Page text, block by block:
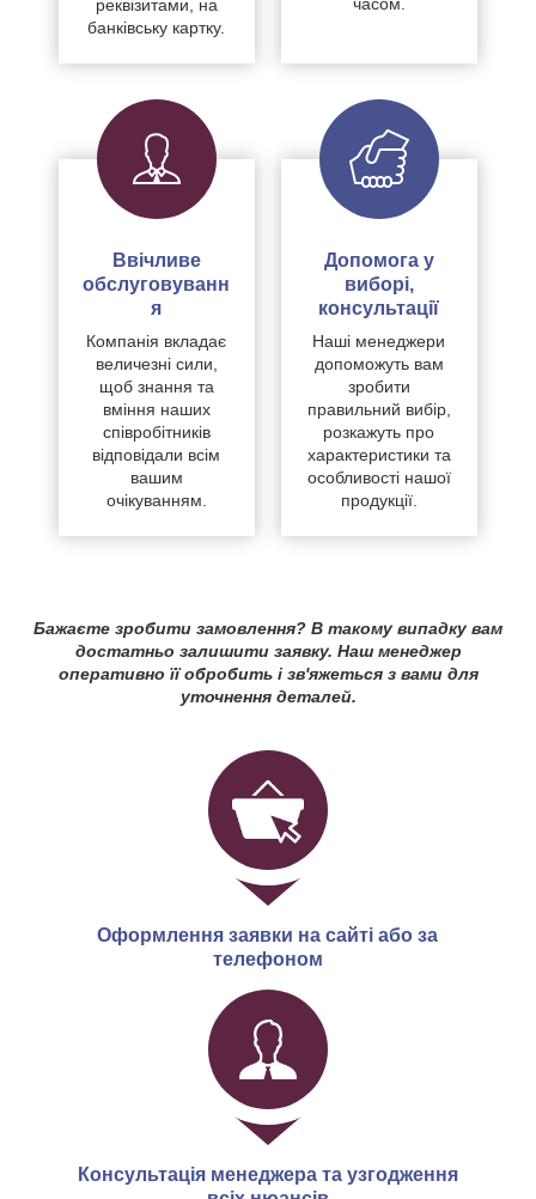
реквізитами, на
банківську картку.
Ввічливе
обслуговуванн
я
Компанія вкладає
величезні сили,
щоб знання та
вміння наших
співробітників
відповідали всім
вашим
очікуванням.
Допомога у
виборі,
консультації
Наші менеджери
допоможуть вам
зробити
правильний вибір,
розкажуть про
характеристики та
особливості нашої
продукції.
Бажаєте зробити замовлення? В такому випадку вам
достатньо залишити заявку. Наш менеджер
оперативно її обробить і зв'яжеться з вами для
уточнення деталей.
Оформлення заявки на сайті або за
телефоном
Консультація менеджера та узгодження